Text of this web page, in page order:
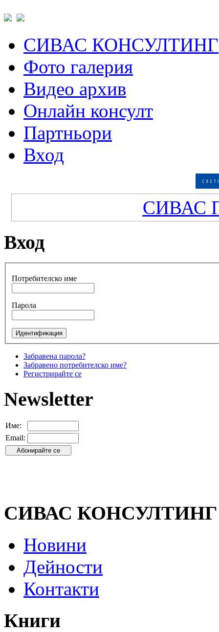
СИВАС КОНСУЛТИНГ
Фото галерия
Видео архив
Онлайн консулт
Партньори
Вход
СИВАС
Вход
Потребителско име
Парола
Забравена парола?
Забравено потребителско име?
Регистрирайте се
Newsletter
Име:
Email:
СИВАС КОНСУЛТИНГ
Новини
Дейности
Контакти
Книги